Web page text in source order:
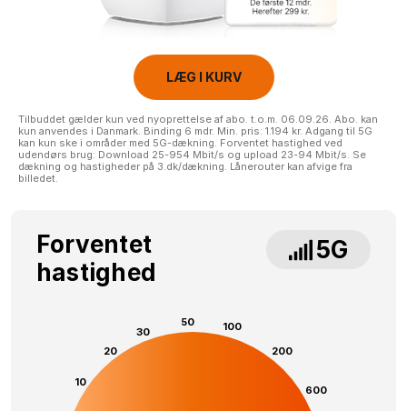
LÆG I KURV
Tilbuddet gælder kun ved nyoprettelse af abo. t.o.m. 06.09.26. Abo. kan
kun anvendes i Danmark. Binding 6 mdr. Min. pris: 1.194 kr. Adgang til 5G
kan kun ske i områder med 5G-dækning. Forventet hastighed ved
udendørs brug: Download 25-954 Mbit/s og upload 23-94 Mbit/s. Se
dækning og hastigheder på 3.dk/dækning. Lånerouter kan afvige fra
billedet.
Forventet
hastighed
5G
10
20
30
50
100
200
600